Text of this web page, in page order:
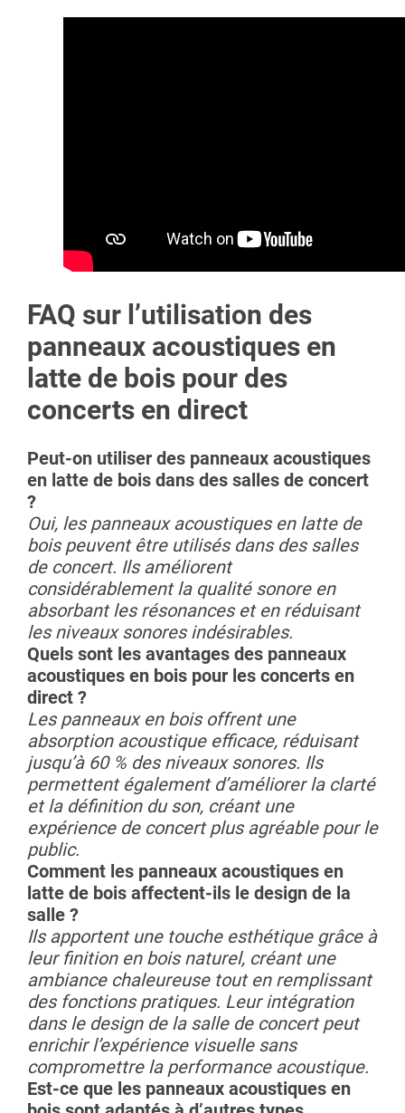
FAQ sur l’utilisation des
panneaux acoustiques en
latte de bois pour des
concerts en direct
Peut-on utiliser des panneaux acoustiques
en latte de bois dans des salles de concert
?
Oui, les panneaux acoustiques en latte de
bois peuvent être utilisés dans des salles
de concert. Ils améliorent
considérablement la qualité sonore en
absorbant les résonances et en réduisant
les niveaux sonores indésirables.
Quels sont les avantages des panneaux
acoustiques en bois pour les concerts en
direct ?
Les panneaux en bois offrent une
absorption acoustique efficace, réduisant
jusqu’à 60 % des niveaux sonores. Ils
permettent également d’améliorer la clarté
et la définition du son, créant une
expérience de concert plus agréable pour le
public.
Comment les panneaux acoustiques en
latte de bois affectent-ils le design de la
salle ?
Ils apportent une touche esthétique grâce à
leur finition en bois naturel, créant une
ambiance chaleureuse tout en remplissant
des fonctions pratiques. Leur intégration
dans le design de la salle de concert peut
enrichir l’expérience visuelle sans
compromettre la performance acoustique.
Est-ce que les panneaux acoustiques en